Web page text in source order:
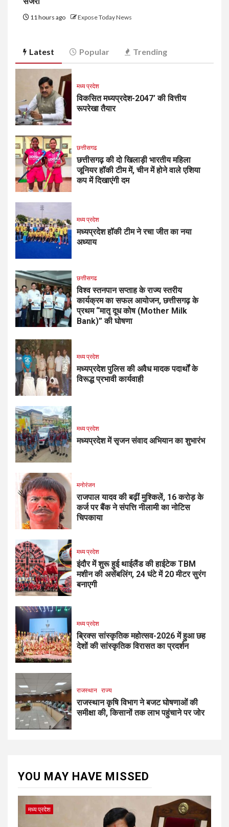
11 hours ago Expose Today News
Latest Popular Trending
मध्य प्रदेश
विकसित मध्यप्रदेश-2047’ की वित्तीय
रूपरेखा तैयार
छत्तीसगढ
छत्तीसगढ़ की दो खिलाड़ी भारतीय महिला
जूनियर हॉकी टीम में, चीन में होने वाले एशिया
कप में दिखाएंगी दम
मध्य प्रदेश
मध्यप्रदेश हॉकी टीम ने रचा जीत का नया
अध्याय
छत्तीसगढ
विश्व स्तनपान सप्ताह के राज्य स्तरीय
कार्यक्रम का सफल आयोजन, छत्तीसगढ़ के
प्रथम “मातृ दूध कोष (Mother Milk
Bank)” की घोषणा
मध्य प्रदेश
मध्यप्रदेश पुलिस की अवैध मादक पदार्थों के
विरूद्ध प्रभावी कार्यवाही
मध्य प्रदेश
मध्यप्रदेश में सृजन संवाद अभियान का शुभारंभ
मनोरंजन
राजपाल यादव की बढ़ीं मुश्किलें, ₹16 करोड़ के
कर्ज पर बैंक ने संपत्ति नीलामी का नोटिस
चिपकाया
मध्य प्रदेश
इंदौर में शुरू हुई थाईलैंड की हाईटेक TBM
मशीन की असेंबलिंग, 24 घंटे में 20 मीटर सुरंग
बनाएगी
मध्य प्रदेश
ब्रिक्स सांस्कृतिक महोत्सव-2026 में हुआ छह
देशों की सांस्कृतिक विरासत का प्रदर्शन
राजस्थान राज्य
राजस्थान कृषि विभाग ने बजट घोषणाओं की
समीक्षा की, किसानों तक लाभ पहुंचाने पर जोर
YOU MAY HAVE MISSED
मध्य प्रदेश